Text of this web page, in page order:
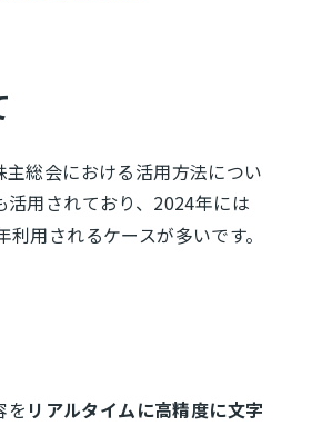
主総会における活用方法につい
用されており、2024年には
用されるケースが多いです。
を リアルタイムに高精度に文字